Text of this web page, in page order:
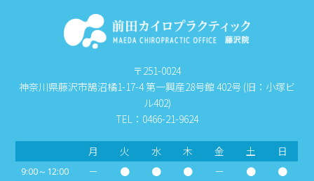
〒251-0024
神奈川県藤沢市鵠沼橘1-17-4 第一興産28号館 402号 (旧：小塚ビ
ル402)
TEL：0466-21-9624
月 火 水 木 金 土 日
9:00～12:00 － ● ● ● － ● ●